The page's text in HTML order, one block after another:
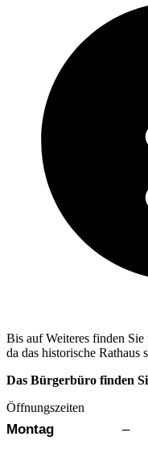
Bis auf Weiteres finden Sie
da das historische Rathaus
Das Bürgerbüro finden
Öffnungszeiten
Wochentag Vormittag
Montag –